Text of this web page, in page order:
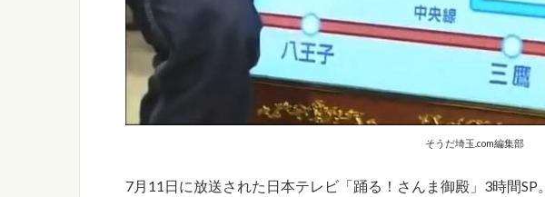
そうだ埼玉.com編集部
7月11日に放送された日本テレビ「踊る！さんま御殿」3時間SP。